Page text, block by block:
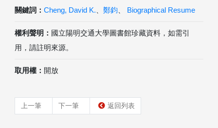
關鍵詞： Cheng, David K. 鄭鈞 Biographical Resume
權利聲明： 國立陽明交通大學圖書館珍藏資料，如需引
用，請註明來源。
取用權： 開放
上一筆 下一筆 返回列表